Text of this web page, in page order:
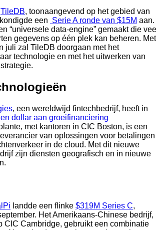
TileDB, toonaangevend op het gebied van
een Serie A ronde van $15M aan.
“universele data-engine” gemaakt die
gegevens op één plek kan beheren. Met
juli zal TileDB doorgaan met het
technologie en met het uitwerken van
, een wereldwijd fintechbedrijf, heeft in
dollar aan groeifinanciering
met kantoren in CIC Boston, is een
van oplossingen voor betalingen
in de cloud. Met dit nieuwe
zijn diensten geografisch en in nieuwe
landde een flinke $319M Series C,
Het Amerikaans-Chinese bedrijf,
CIC Cambridge, gebruikt een combinatie